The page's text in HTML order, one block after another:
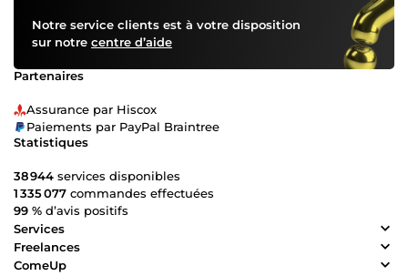
Notre service clients est à votre disposition
sur notre centre d’aide
Partenaires
Assurance par Hiscox
Paiements par PayPal Braintree
Statistiques
38 944 services disponibles
1 335 077 commandes effectuées
99 % d’avis positifs
Services
Freelances
ComeUp